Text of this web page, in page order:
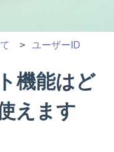
ユーザーID
機能はど
えます